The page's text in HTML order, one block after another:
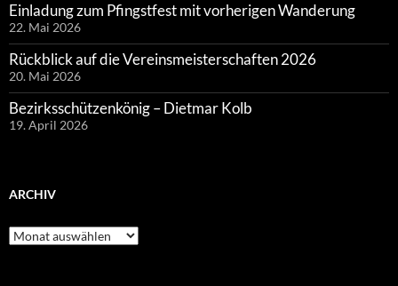
Einladung zum Pfingstfest mit vorherigen Wanderung
22. Mai 2026
Rückblick auf die Vereinsmeisterschaften 2026
20. Mai 2026
Bezirksschützenkönig – Dietmar Kolb
19. April 2026
ARCHIV
Archiv